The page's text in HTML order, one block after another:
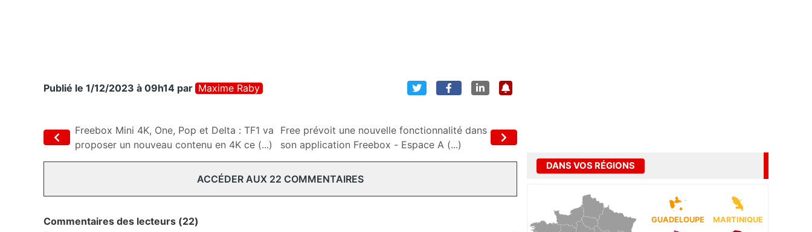
Publié le 1/12/2023 à 09h14 par Maxime Raby
Freebox Mini 4K, One, Pop et Delta : TF1 va
proposer un nouveau contenu en 4K ce (...)
Free prévoit une nouvelle fonctionnalité dans
son application Freebox - Espace A (...)
ACCÉDER AUX 22 COMMENTAIRES
Commentaires des lecteurs (22)
DANS VOS RÉGIONS
GUADELOUPE MARTINIQUE